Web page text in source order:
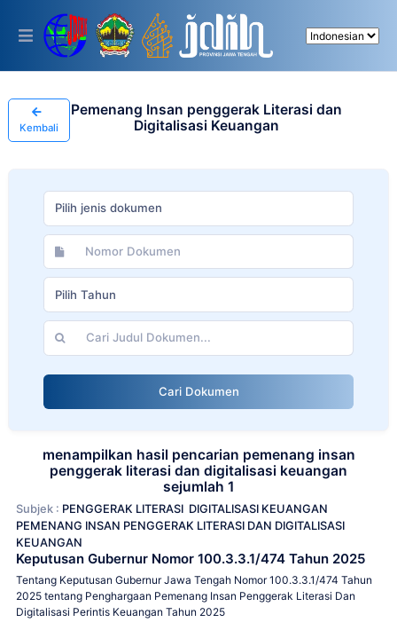
This
includes
accessibility
system.
Kembali
Pemenang Insan penggerak Literasi dan
Digitalisasi Keuangan
Pilih jenis dokumen
Pilih Tahun
Cari Dokumen
menampilkan hasil pencarian pemenang insan
penggerak literasi dan digitalisasi keuangan
sejumlah 1
Subjek : PENGGERAK LITERASI DIGITALISASI KEUANGAN
PEMENANG INSAN PENGGERAK LITERASI DAN DIGITALISASI
KEUANGAN
Keputusan Gubernur Nomor 100.3.3.1/474 Tahun 2025
Tentang Keputusan Gubernur Jawa Tengah Nomor 100.3.3.1/474 Tahun
2025 tentang Penghargaan Pemenang Insan Penggerak Literasi Dan
Digitalisasi Perintis Keuangan Tahun 2025